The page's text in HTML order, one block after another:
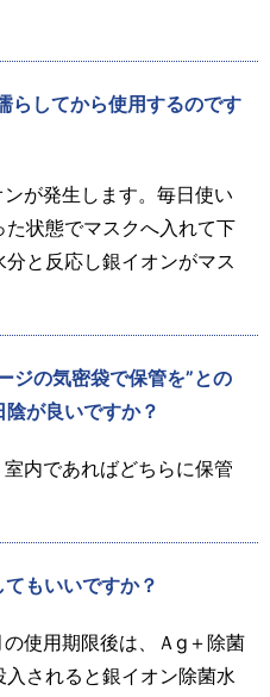
らしてから使用するのです
が発生します。毎日使い
状態でマスクへ入れて下
と反応し銀イオンがマス
ジの気密袋で保管を”との
が良いですか？
内であればどちらに保管
もいいですか？
使用期限後は、Ａg＋除菌
されると銀イオン除菌水